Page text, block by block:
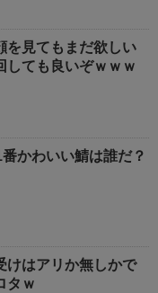
を見てもまだ欲しい
しても良いぞｗｗｗ
かわいい鯖は誰だ？
けはアリか無しかで
タｗ